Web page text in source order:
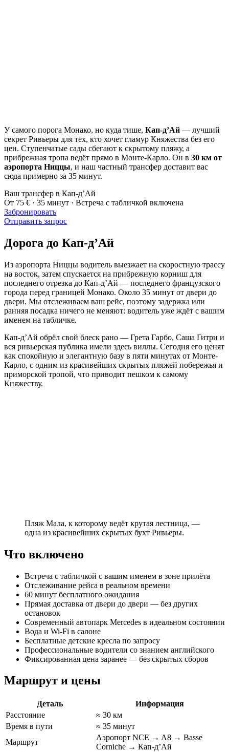
У самого порога Монако, но куда тише, Кап-д’Ай — лучший
секрет Ривьеры для тех, кто хочет гламур Княжества без его
цен. Ступенчатые сады сбегают к скрытому пляжу, а
прибрежная тропа ведёт прямо в Монте-Карло. Он в 30 км от
аэропорта Ниццы, и наш частный трансфер доставит вас
сюда примерно за 35 минут.
Ваш трансфер в Кап-д’Ай
От 75 € · 35 минут · Встреча с табличкой включена
Забронировать
Отправить запрос
Дорога до Кап-д’Ай
Из аэропорта Ниццы водитель выезжает на скоростную трассу
на восток, затем спускается на прибрежную корниш для
последнего отрезка до Кап-д’Ай — последнего французского
города перед границей Монако. Около 35 минут от двери до
двери. Мы отслеживаем ваш рейс, поэтому задержка или
ранняя посадка ничего не меняют: водитель уже ждёт с вашим
именем на табличке.
Кап-д’Ай обрёл свой блеск рано — Грета Гарбо, Саша Гитри и
вся ривьерская публика имели здесь виллы. Сегодня его ценят
как спокойную и элегантную базу в пяти минутах от Монте-
Карло, с одним из красивейших скрытых пляжей побережья и
приморской тропой, что приводит пешком к самому
Княжеству.
Пляж Мала, к которому ведёт крутая лестница, —
одна из красивейших скрытых бухт Ривьеры.
Что включено
Встреча с табличкой с вашим именем в зоне прилёта
Отслеживание рейса в реальном времени
60 минут бесплатного ожидания
Прямая доставка от двери до двери — без других
остановок
Современный автопарк Mercedes в идеальном состоянии
Вода и Wi-Fi в салоне
Бесплатные детские кресла по запросу
Профессиональные водители со знанием английского
Фиксированная цена заранее — без скрытых сборов
Маршрут и цены
Деталь
Информация
Расстояние
≈ 30 км
Время в пути
≈ 35 минут
Маршрут
Аэропорт NCE → A8 → Basse
Corniche → Кап-д’Ай